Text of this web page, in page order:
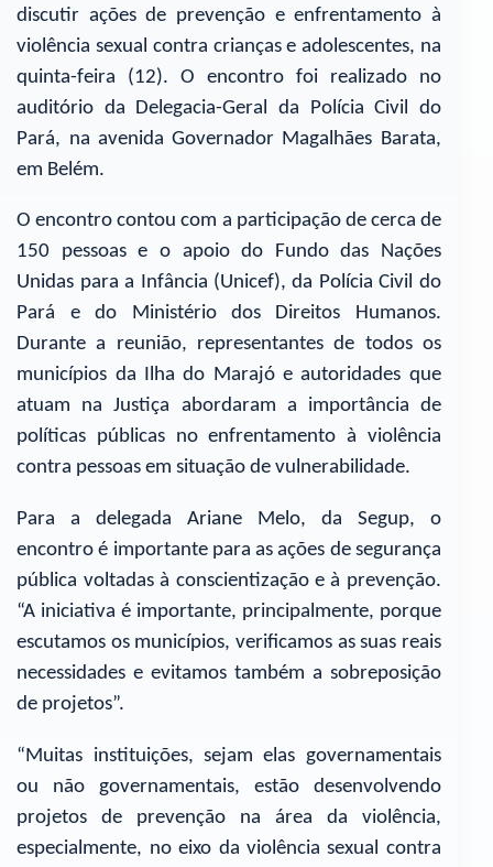
discutir ações de prevenção e enfrentamento à
violência sexual contra crianças e adolescentes, na
quinta-feira (12). O encontro foi realizado no
auditório da Delegacia-Geral da Polícia Civil do
Pará, na avenida Governador Magalhães Barata,
em Belém.
O encontro contou com a participação de cerca de
150 pessoas e o apoio do Fundo das Nações
Unidas para a Infância (Unicef), da Polícia Civil do
Pará e do Ministério dos Direitos Humanos.
Durante a reunião, representantes de todos os
municípios da Ilha do Marajó e autoridades que
atuam na Justiça abordaram a importância de
políticas públicas no enfrentamento à violência
contra pessoas em situação de vulnerabilidade.
Para a delegada Ariane Melo, da Segup, o
encontro é importante para as ações de segurança
pública voltadas à conscientização e à prevenção.
“A iniciativa é importante, principalmente, porque
escutamos os municípios, verificamos as suas reais
necessidades e evitamos também a sobreposição
de projetos”.
“Muitas instituições, sejam elas governamentais
ou não governamentais, estão desenvolvendo
projetos de prevenção na área da violência,
especialmente, no eixo da violência sexual contra